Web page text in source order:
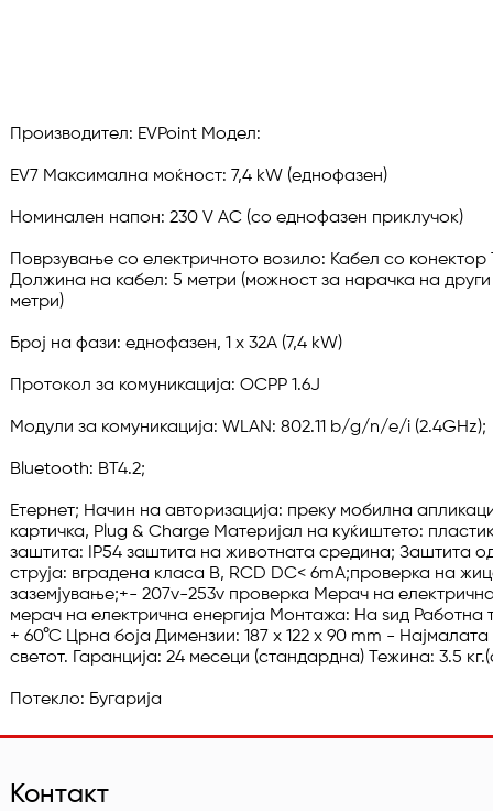
Производител: EVPoint Модел:
EV7 Максимална моќност: 7,4 kW (еднофазен)
Номинален напон: 230 V AC (со еднофазен приклучок)
Поврзување со електричното возило: Кабел со конектор
Должина на кабел: 5 метри (можност за нарачка на
метри)
Број на фази: еднофазен, 1 x 32A (7,4 kW)
Протокол за комуникација: OCPP 1.6J
Модули за комуникација: WLAN: 802.11 b/g/n/e/i (2.4GHz);
Bluetooth: BT4.2;
Етернет; Начин на авторизација: преку мобилна
картичка, Plug & Charge Материјал на куќиштето:
заштита: IP54 заштита на животната средина; Заштита
струја: вградена класа B, RCD DC< 6mA;проверка на
заземјување;+- 207v-253v проверка Мерач на
мерач на електрична енергија Монтажа: На ѕид Работна
+ 60°C Црна боја Димензии: 187 x 122 x 90 mm -
светот. Гаранција: 24 месеци (стандардна) Тежина: 3.5
Потекло: Бугарија
Контакт